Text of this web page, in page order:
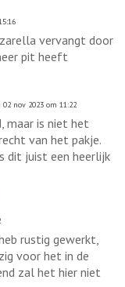
vervangt door
pit heeft
02 nov 2023 om 11:22
maar is niet het
van het pakje.
dit juist een heerlijk
rustig gewerkt,
voor het in de
zal het hier niet